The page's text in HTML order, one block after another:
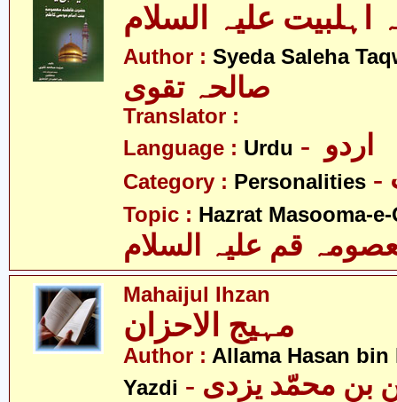
اہلبیت علیہ السلام
Author : Syeda Saleha
صالحہ تقوی
Translator :
Language : Urdu
Category : Personalities
Topic : Hazrat Masooma-
قم علیہ السلام
Mahaijul Ihzan
مہیج الاحزان
Author : Allama Hasan bin
Yazdi
بن محمّد یزدی